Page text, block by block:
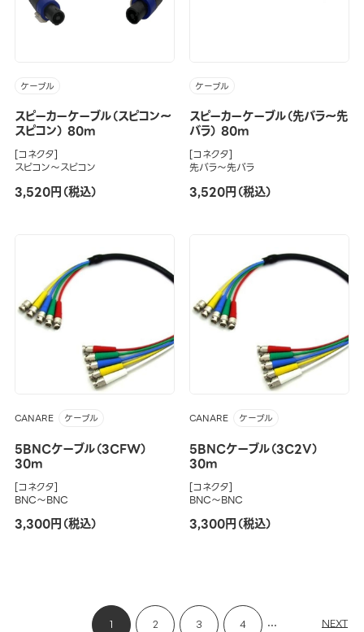
ケーブル
スピーカーケーブル（スピコン～
スピコン） 80m
[コネクタ]
スピコン～スピコン
3,520円（税込）
ケーブル
スピーカーケーブル（先バラ～先
バラ） 80m
[コネクタ]
先バラ～先バラ
3,520円（税込）
CANARE ケーブル
5BNCケーブル（3CFW）
30m
[コネクタ]
BNC～BNC
3,300円（税込）
CANARE ケーブル
5BNCケーブル（3C2V）
30m
[コネクタ]
BNC～BNC
3,300円（税込）
1 2 3 4 ... NEXT